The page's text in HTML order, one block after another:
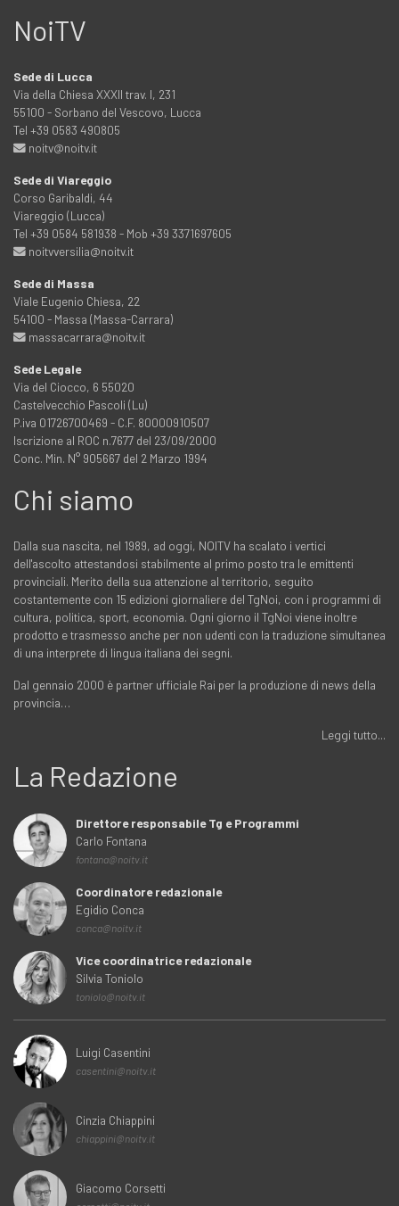
NoiTV
Sede di Lucca
Via della Chiesa XXXII trav. I, 231
55100 - Sorbano del Vescovo, Lucca
Tel +39 0583 490805
noitv@noitv.it
Sede di Viareggio
Corso Garibaldi, 44
Viareggio (Lucca)
Tel +39 0584 581938 - Mob +39 3371697605
noitvversilia@noitv.it
Sede di Massa
Viale Eugenio Chiesa, 22
54100 - Massa (Massa-Carrara)
massacarrara@noitv.it
Sede Legale
Via del Ciocco, 6 55020
Castelvecchio Pascoli (Lu)
P.iva 01726700469 - C.F. 80000910507
Iscrizione al ROC n.7677 del 23/09/2000
Conc. Min. N° 905667 del 2 Marzo 1994
Chi siamo
Dalla sua nascita, nel 1989, ad oggi, NOITV ha scalato i vertici
dell'ascolto attestandosi stabilmente al primo posto tra le emittenti
provinciali. Merito della sua attenzione al territorio, seguito
costantemente con 15 edizioni giornaliere del TgNoi, con i programmi di
cultura, politica, sport, economia. Ogni giorno il TgNoi viene inoltre
prodotto e trasmesso anche per non udenti con la traduzione simultanea
di una interprete di lingua italiana dei segni.
Dal gennaio 2000 è partner ufficiale Rai per la produzione di news della
provincia…
Leggi tutto...
La Redazione
Direttore responsabile Tg e Programmi
Carlo Fontana
fontana@noitv.it
Coordinatore redazionale
Egidio Conca
conca@noitv.it
Vice coordinatrice redazionale
Silvia Toniolo
toniolo@noitv.it
Luigi Casentini
casentini@noitv.it
Cinzia Chiappini
chiappini@noitv.it
Giacomo Corsetti